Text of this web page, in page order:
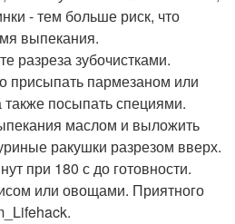
- тем больше риск, что
выпекания.
разреза зубочистками.
присыпать пармезаном или
посыпать специями.
маслом и выложить
ракушки разрезом вверх.
при 180 с до готовности.
или овощами. Приятного